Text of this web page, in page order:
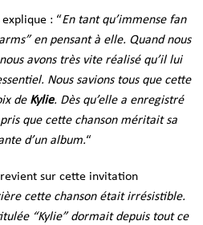
explique : “En tant qu’immense fan
en pensant à elle. Quand nous
avons très vite réalisé qu’il lui
Nous savions tous que cette
de Kylie. Dès qu’elle a enregistré
que cette chanson méritait sa
d’un album.“
revient sur cette invitation
cette chanson était irrésistible.
“Kylie” dormait depuis tout ce